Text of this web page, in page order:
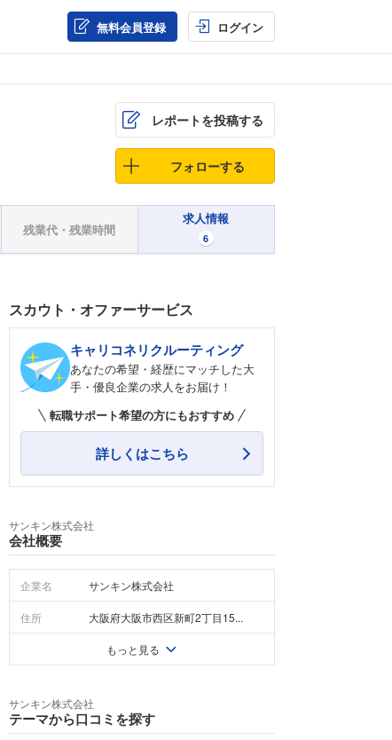
無料会員登録 ログイン
レポートを投稿する
フォローする
残業代・残業時間
求人情報
6
スカウト・オファーサービス
キャリコネリクルーティング
あなたの希望・経歴にマッチした大
手・優良企業の求人をお届け！
転職サポート希望の方にもおすすめ
詳しくはこちら
サンキン株式会社
会社概要
企業名 サンキン株式会社
住所 大阪府大阪市西区新町2丁目15...
もっと見る
サンキン株式会社
テーマから口コミを探す